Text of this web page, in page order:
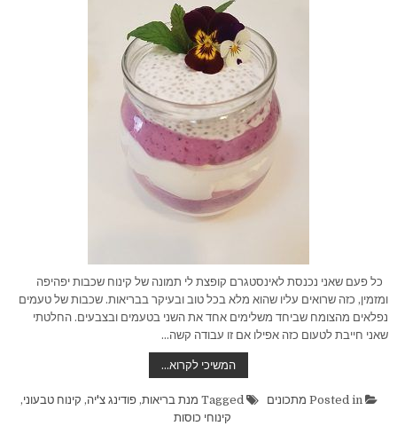
כל פעם שאני נכנסת לאינסטגרם קופצת לי תמונה של קינוח שכבות יפהיפה
ומזמין, כזה שרואים עליו שהוא מלא בכל טוב ובעיקר בבריאות. שכבות של טעמים
נפלאים מהצומח שביחד משלימים אחד את השני בטעמים ובצבעים. החלטתי
שאני חייבת לטעום כזה אפילו אם זו עבודה קשה…
המשיכי לקרוא…
של
טבעוני
Posted in מתכונים Tagged מנת בריאות,פודינג צ'יה, קינוח טבעוני,
קינוחי כוסות